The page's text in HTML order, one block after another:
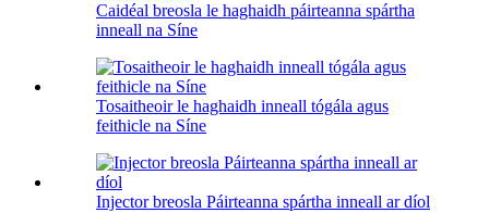
Caidéal breosla le haghaidh páirteanna spártha
inneall na Síne
Tosaitheoir le haghaidh inneall tógála agus
feithicle na Síne
Injector breosla Páirteanna spártha inneall ar díol